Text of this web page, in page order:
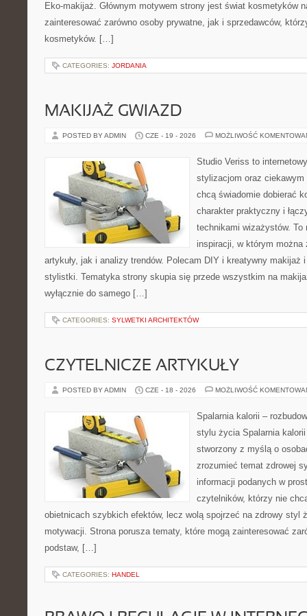
Eko-makijaż. Głównym motywem strony jest świat kosmetyków
zainteresować zarówno osoby prywatne, jak i sprzedawców,
kosmetyków. […]
CATEGORIES: JORDANIA
MAKIJAŻ GWIAZD
POSTED BY ADMIN CZE - 19 - 2026 MOŻLIWOŚĆ
Studio Veriss to
stylizacjom oraz ciekawym
chcą świadomie dobierać
charakter praktyczny i
technikami wizażystów. To
inspiracji, w którym
artykuły, jak i analizy trendów. Polecam DIY i kreatywny makijaż
stylistki. Tematyka strony skupia się przede wszystkim na
wyłącznie do samego […]
CATEGORIES: SYLWETKI ARCHITEKTÓW
CZYTELNICZE ARTYKUŁY
POSTED BY ADMIN CZE - 18 - 2026 MOŻLIWOŚĆ
Spalarnia kalorii –
stylu życia Spalarnia
stworzony z myślą o
zrozumieć temat zdrowej
informacji podanych w
czytelników, którzy nie
obietnicach szybkich efektów, lecz wolą spojrzeć na zdrowy styl
motywacji. Strona porusza tematy, które mogą zainteresować
podstaw, […]
CATEGORIES: HANDEL